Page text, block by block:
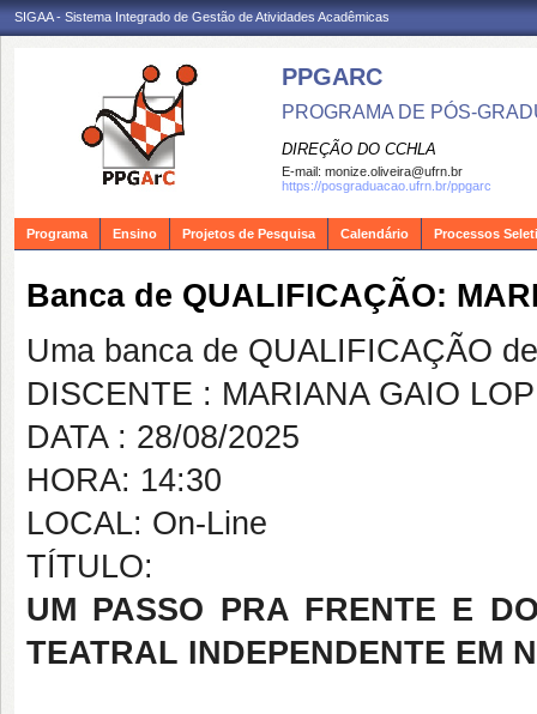
SIGAA - Sistema Integrado de Gestão de Atividades Acadêmicas
PPGARC
PROGRAMA DE PÓS-
DIREÇÃO DO CCHLA
E-mail: monize.oliveira@ufrn.br
https://posgraduacao.ufrn.br/ppgarc
Programa Ensino Projetos de Pesquisa Calendário Processos
Banca de QUALIFICAÇÃO:
Uma banca de QUALIFICAÇÃO
DISCENTE : MARIANA GAIO
DATA : 28/08/2025
HORA: 14:30
LOCAL: On-Line
TÍTULO:
UM PASSO PRA FRENTE E
TEATRAL INDEPENDENTE EM